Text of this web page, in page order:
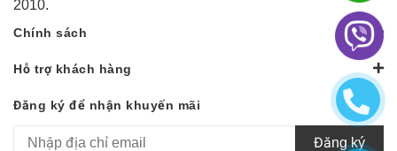
2010.
Chính sách
Hỗ trợ khách hàng
Đăng ký để nhận khuyến mãi
Đăng ký